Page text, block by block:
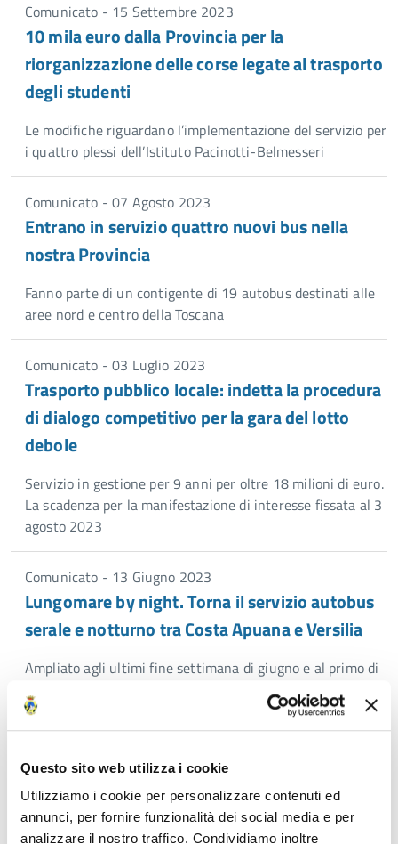
Questo sito web utilizza i cookie
Utilizziamo i cookie per personalizzare contenuti ed
annunci, per fornire funzionalità dei social media e per
analizzare il nostro traffico. Condividiamo inoltre
Comunicato - 15 Settembre 2023
10 mila euro dalla Provincia per la
riorganizzazione delle corse legate al trasporto
degli studenti
Le modifiche riguardano l’implementazione del servizio per
i quattro plessi dell’Istituto Pacinotti-Belmesseri
Comunicato - 07 Agosto 2023
Entrano in servizio quattro nuovi bus nella
nostra Provincia
Fanno parte di un contigente di 19 autobus destinati alle
aree nord e centro della Toscana
Comunicato - 03 Luglio 2023
Trasporto pubblico locale: indetta la procedura
di dialogo competitivo per la gara del lotto
debole
Servizio in gestione per 9 anni per oltre 18 milioni di euro.
La scadenza per la manifestazione di interesse fissata al 3
agosto 2023
Comunicato - 13 Giugno 2023
Lungomare by night. Torna il servizio autobus
serale e notturno tra Costa Apuana e Versilia
Ampliato agli ultimi fine settimana di giugno e al primo di
settembre. Con 5 euro ci si sposta per tutta la sera e la
notte
Comunicato - 22 Maggio 2023
Un progetto di mobilità condivisa a
integrazione del Trasporto Pubblico